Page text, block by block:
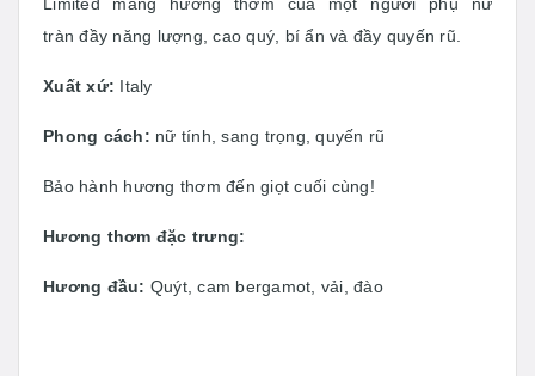
tràn đầy năng lượng, cao quý, bí ẩn và đầy quyến rũ.
Xuất xứ: Italy
Phong cách: nữ tính, sang trọng, quyến rũ
Bảo hành hương thơm đến giọt cuối cùng!
Hương thơm đặc trưng:
Hương đầu: Quýt, cam bergamot, vải, đào